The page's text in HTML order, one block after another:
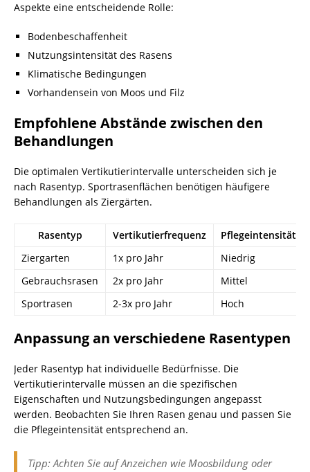
Aspekte eine entscheidende Rolle:
Bodenbeschaffenheit
Nutzungsintensität des Rasens
Klimatische Bedingungen
Vorhandensein von Moos und Filz
Empfohlene Abstände zwischen den
Behandlungen
Die optimalen Vertikutierintervalle unterscheiden sich je
nach Rasentyp. Sportrasenflächen benötigen häufigere
Behandlungen als Ziergärten.
Rasentyp Vertikutierfrequenz
Pflegeintensität
Ziergarten
1x pro Jahr
Niedrig
Gebrauchsrasen
2x pro Jahr
Mittel
Sportrasen
2-3x pro Jahr Hoch
Anpassung an verschiedene Rasentypen
Jeder Rasentyp hat individuelle Bedürfnisse. Die
Vertikutierintervalle müssen an die spezifischen
Eigenschaften und Nutzungsbedingungen angepasst
werden. Beobachten Sie Ihren Rasen genau und passen Sie
die Pflegeintensität entsprechend an.
Tipp: Achten Sie auf Anzeichen wie Moosbildung oder